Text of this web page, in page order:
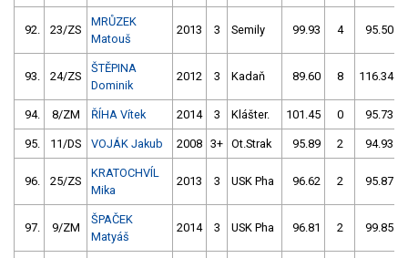
92. 23/ZS
MRŮZEK
Matouš
2013 3 Semily 99.93 4 95.50
93. 24/ZS
ŠTĚPINA
Dominik
2012 3 Kadaň 89.60 8 116.34
94. 8/ZM ŘÍHA Vítek 2014 3 Klášter. 101.45 0 95.73
95. 11/DS VOJÁK Jakub 2008 3+ Ot.Strak 95.89 2 94.93
96. 25/ZS
KRATOCHVÍL
Mika
2013 3 USK Pha 96.62 2 95.87
97. 9/ZM
ŠPAČEK
Matyáš
2014 3 USK Pha 96.81 2 99.85